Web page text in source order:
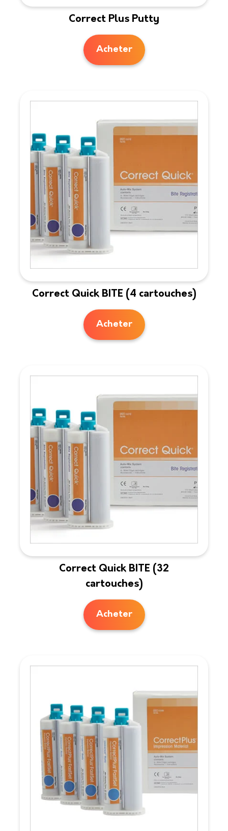
Correct Plus Putty
Acheter
Correct Quick BITE (4 cartouches)
Acheter
Correct Quick BITE (32
cartouches)
Acheter